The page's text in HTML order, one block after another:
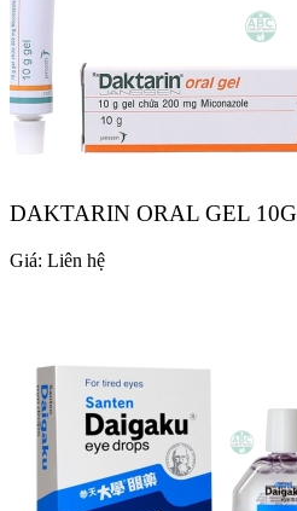
DAKTARIN ORAL GEL 10G
Giá: Liên hệ